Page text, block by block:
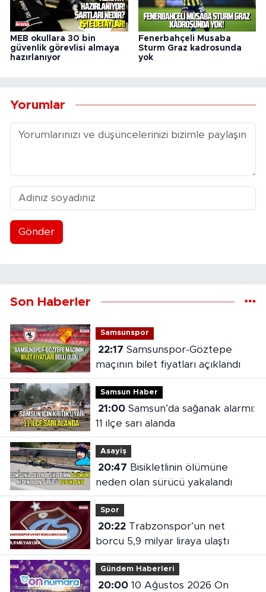
MEB okullara 30 bin
güvenlik görevlisi almaya
hazırlanıyor
Fenerbahçeli Musaba
Sturm Graz kadrosunda
yok
Yorumlar
Gönder
Son Haberler
Samsunspor
22:17
maçının bilet fiyatları açıklandı
Samsun Haber
21:00Samsun’da sağanak alarmı:
11 ilçe sarı alanda
Asayiş
20:47
neden olan sürücü yakalandı
Spor
20:22Trabzonspor’un net
borcu 5,9 milyar liraya ulaştı
Gündem Haberleri
20:0010 Ağustos 2026 On